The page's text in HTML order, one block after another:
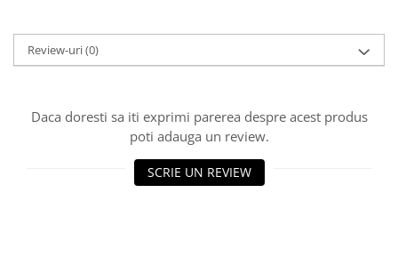
Review-uri(0)
Daca doresti sa iti exprimi parerea despre acest produs
poti adauga un review.
SCRIE UN REVIEW